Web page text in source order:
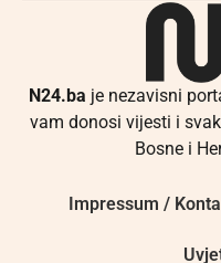
N24.ba je nezavisni
vam donosi vijesti i
Bosne i
Impressum /